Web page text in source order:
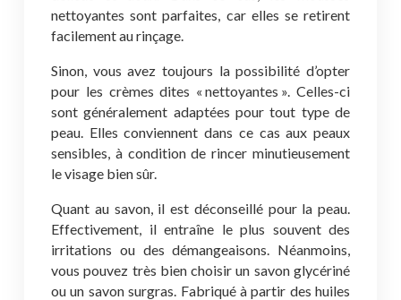
nettoyantes sont parfaites, car elles se retirent
facilement au rinçage.
Sinon, vous avez toujours la possibilité d’opter
pour les crèmes dites « nettoyantes ». Celles-ci
sont généralement adaptées pour tout type de
peau. Elles conviennent dans ce cas aux peaux
sensibles, à condition de rincer minutieusement
le visage bien sûr.
Quant au savon, il est déconseillé pour la peau.
Effectivement, il entraîne le plus souvent des
irritations ou des démangeaisons. Néanmoins,
vous pouvez très bien choisir un savon glycériné
ou un savon surgras. Fabriqué à partir des huiles